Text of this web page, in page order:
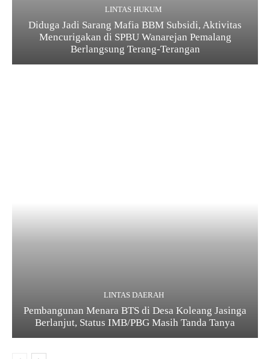
LINTAS HUKUM
Diduga Jadi Sarang Mafia BBM Subsidi, Aktivitas
Mencurigakan di SPBU Wanarejan Pemalang
Berlangsung Terang-Terangan
LINTAS DAERAH
Pembangunan Menara BTS di Desa Koleang Jasinga
Berlanjut, Status IMB/PBG Masih Tanda Tanya